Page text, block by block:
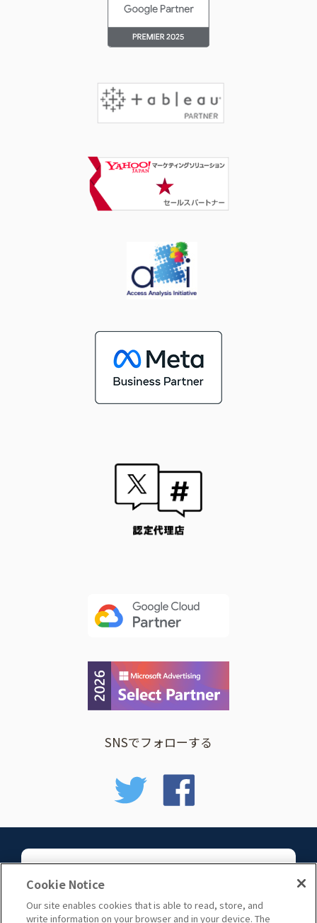
SNSでフォローする
お問い合わせ
Cookie Notice
Our site enables cookies that is able to read, store, and
write information on your browser and in your device. The